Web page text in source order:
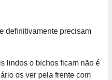
lindos o bichos ficam não é
os ver pela frente com